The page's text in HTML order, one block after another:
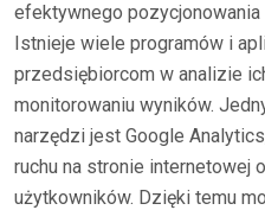
efektywnego pozycjonowania
Istnieje wiele programów i
przedsiębiorcom w analizie
monitorowaniu wyników.
narzędzi jest Google
ruchu na stronie internetowej
użytkowników. Dzięki temu